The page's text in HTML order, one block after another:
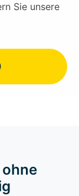
Sie unsere